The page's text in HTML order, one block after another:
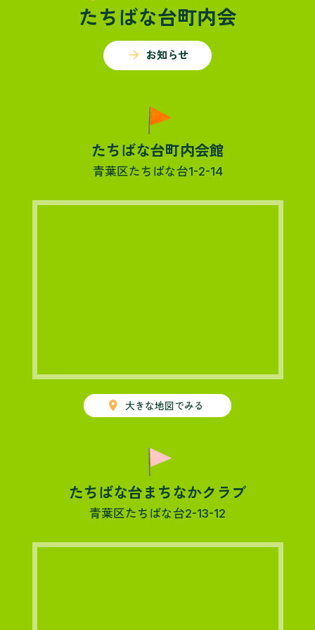
たちばな台町内会
arrow_forward お知らせ
たちばな台町内会館
青葉区たちばな台1-2-14
place 大きな地図でみる
たちばな台まちなかクラブ
青葉区たちばな台2-13-12